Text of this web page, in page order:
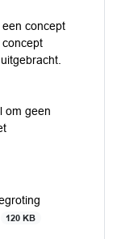
concept
om geen
120 KB